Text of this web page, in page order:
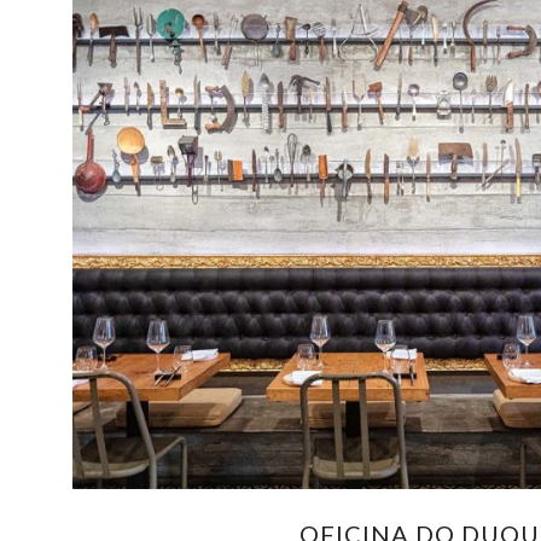
OFICINA DO